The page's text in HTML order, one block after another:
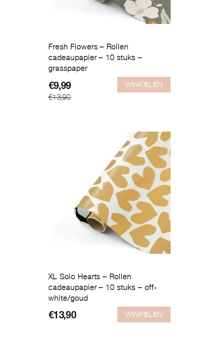
Fresh Flowers – Rollen
cadeaupapier – 10 stuks –
grasspaper
€13,90
Oorspronkelijke
prijs
€9,99
Huidige
prijs
WINKELEN
XL Solo Hearts – Rollen
cadeaupapier – 10 stuks – off-
white/goud
€13,90 WINKELEN